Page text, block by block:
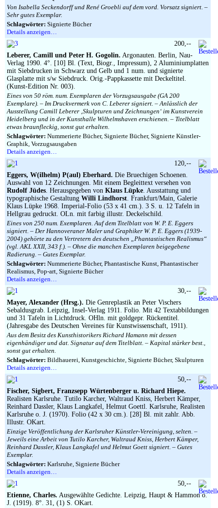
Von Isabella Seckendorff und René Groebli auf dem vord. Vorsatz signiert. –
Sehr gutes Exemplar.
Schlagwörter: Signierte Bücher
Details anzeigen…
Leberer, Camill und Peter H. Gogolin. Argonauten. Berlin, Nau-
Verlag 1990. 4°. [10] Bl. (Text, Biogr., Impressum), 2 Aluminiumplatten
mit Siebdrucken in Schwarz und Gelb und 1 num. und signierte
Glasplatte mit s/w Siebdruck. Orig.-Pappkassette mit Deckeltitel.
(Kunst-Edition Nr. 003).
Eines von 50 röm. num. Exemplaren der Vorzugsausgabe (GA 200
Exemplare). – Im Druckvermerk von C. Leberer signiert. – Anlässlich der
Ausstellung Camill Leberer ‚Skulpturen und Zeichnungen‘ im Kunstverein
Heidelberg und in der Kunsthalle Wilhelmshaven erschienen. – Titelblatt
etwas braunfleckig, sonst gut erhalten.
Schlagwörter: Nummerierte Bücher, Signierte Bücher, Signierte Künstler-
Graphik, Vorzugsausgaben
Details anzeigen…
200,--
Eggers, W(ilhelm) P(aul) Eberhard. Die Bruechigen Schoenen.
Auswahl von 12 Zeichnungen. Mit einem Begleittext versehen von
Rudolf Jüdes. Herausgegeben von Klaus Lüpke. Ausstattung und
typographische Gestaltung Willi Lindhorst. Frankfurt/Main, Galerie
Klaus Lüpke 1968. Imperial-Folio (53 x 41 cm.). 3 S. u. 12 Tafeln in
Hellgrau gedruckt. OLn. mit farbig illustr. Deckelschild.
Eines von 250 num. Exemplaren. Auf dem Titelblatt von W. P. E. Eggers
signiert. – Der Hannoveraner Maler und Graphiker W. P. E. Eggers (1939-
2004) gehörte zu den Vertretern des deutschen „Phantastischen Realismus“
(vgl. AKL XXII, 343 f.). – Ohne die manchen Exemplaren beigegebene
Radierung. – Gutes Exemplar.
Schlagwörter: Nummerierte Bücher, Phantastische Kunst, Phantastischer
Realismus, Pop-art, Signierte Bücher
Details anzeigen…
120,--
Mayer, Alexander (Hrsg.). Die Genreplastik an Peter Vischers
Sebaldusgrab. Leipzig, Insel-Verlag 1911. Folio. Mit 42 Textabbildungen
und 31 Tafeln in Lichtdruck. OHln. mit goldgepr. Rückentitel.
(Jahresgabe des Deutschen Vereines für Kunstwissenschaft, 1911).
Aus dem Besitz des Kunsthistorikers Richard Hamann mit dessen
eigenhändiger und dat. Signatur auf dem Titelblatt. – Kapital stärker best.,
sonst gut erhalten.
Schlagwörter: Bildhauerei, Kunstgeschichte, Signierte Bücher, Skulpturen
Details anzeigen…
30,--
Fischer, Sigbert, Franzsepp Würtenberger u. Richard Hiepe.
Realisten Karlsruhe. Tutilo Karcher, Waltraud Kniss, Herbert Kämper,
Reinhard Dassler, Klaus Langkafel, Helmut Goettl. Karlsruhe, Realisten
Karlsruhe o. J. (1970). Folio (42 x 30 cm.). [28] Bl. mit zahlr. Abb.
Illustr. OKart.
Einzige Veröffentlichung der Karlsruher Künstler-Vereinigung, selten. –
Jeweils eine Arbeit von Tutilo Karcher, Waltraud Kniss, Herbert Kämper,
Reinhard Dassler, Klaus Langkafel und Helmut Goett signiert. – Gutes
Exemplar.
Schlagwörter: Karlsruhe, Signierte Bücher
Details anzeigen…
50,--
Etienne, Charles. Ausgewählte Gedichte. Leipzig, Haupt & Hammon o.
J. (1919). 8°. 31, (1) S. OKart.
50,--